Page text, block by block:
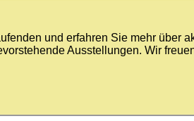
und erfahren Sie mehr über
Ausstellungen. Wir